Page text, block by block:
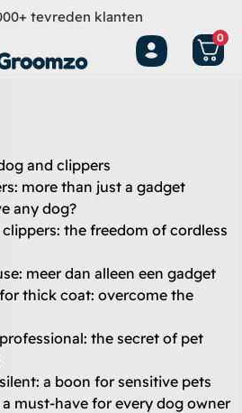
tevreden klanten
0
and clippers
more than just a gadget
any dog?
the freedom of cordless
meer dan alleen een gadget
thick coat: overcome the
the secret of pet
a boon for sensitive pets
must-have for every dog owner